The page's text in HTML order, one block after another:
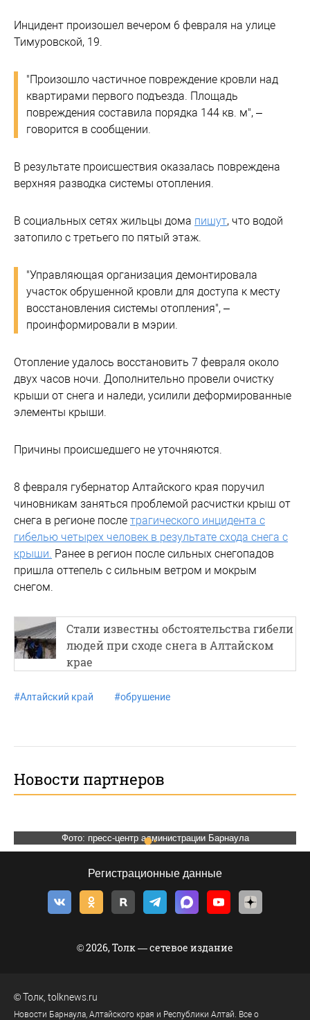
Фото: пресс-центр администрации Барнаула
Фото: пресс-центр администрации Барнаула
Инцидент произошел вечером 6 февраля на улице
Тимуровской, 19.
"Произошло частичное повреждение кровли над
квартирами первого подъезда. Площадь
повреждения составила порядка 144 кв. м", –
говорится в сообщении.
В результате происшествия оказалась повреждена
верхняя разводка системы отопления.
В социальных сетях жильцы дома пишут, что водой
затопило с третьего по пятый этаж.
"Управляющая организация демонтировала
участок обрушенной кровли для доступа к месту
восстановления системы отопления", –
проинформировали в мэрии.
Отопление удалось восстановить 7 февраля около
двух часов ночи. Дополнительно провели очистку
крыши от снега и наледи, усилили деформированные
элементы крыши.
Причины происшедшего не уточняются.
8 февраля губернатор Алтайского края поручил
чиновникам заняться проблемой расчистки крыш от
снега в регионе после трагического инцидента с
гибелью четырех человек в результате схода снега с
крыши. Ранее в регион после сильных снегопадов
пришла оттепель с сильным ветром и мокрым
снегом.
Стали известны обстоятельства гибели
людей при сходе снега в Алтайском
крае
#Алтайский край #обрушение
Новости партнеров
Регистрационные данные
© 2026, Толк — сетевое издание
©Толк tolknews.ru
Новости Барнаула, Алтайского края и Республики Алтай. Все о